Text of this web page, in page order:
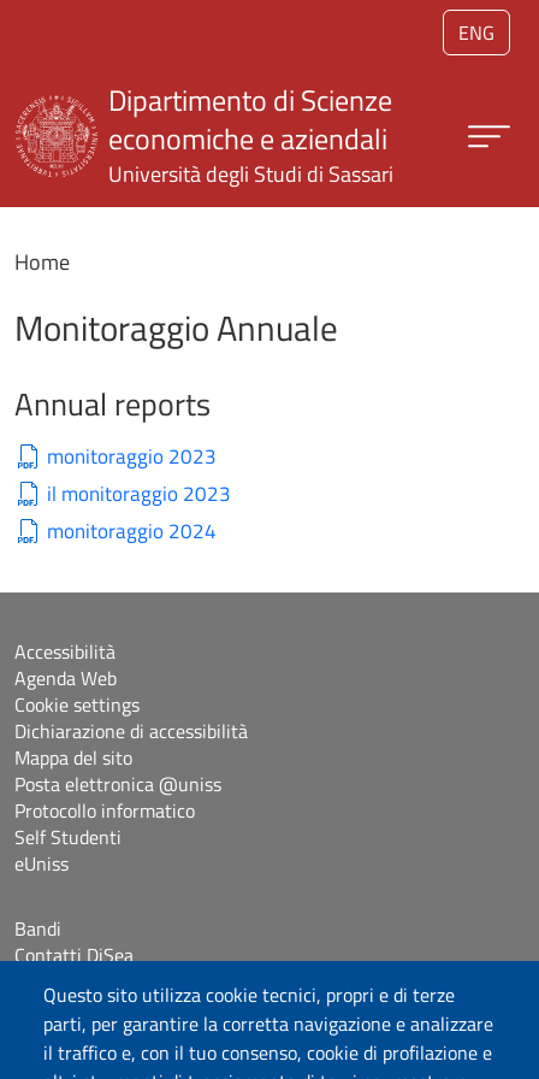
Salta al contenuto principale
ENG
Questo sito utilizza cookie tecnici, propri e di terze
parti, per garantire la corretta navigazione e analizzare
il traffico e, con il tuo consenso, cookie di profilazione e
Dipartimento di Scienze
economiche e aziendali
Università degli Studi di Sassari
Home
Monitoraggio Annuale
Annual reports
monitoraggio 2023
il monitoraggio 2023
monitoraggio 2024
Accessibilità
Agenda Web
Cookie settings
Dichiarazione di accessibilità
Mappa del sito
Posta elettronica @uniss
Protocollo informatico
Self Studenti
eUniss
Bandi
Contatti DiSea
Occupazione giornaliera aule
Prenotazione Sala riunioni